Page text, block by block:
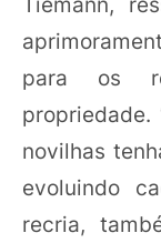
para os
propriedade.
novilhas
evoluindo
recria,